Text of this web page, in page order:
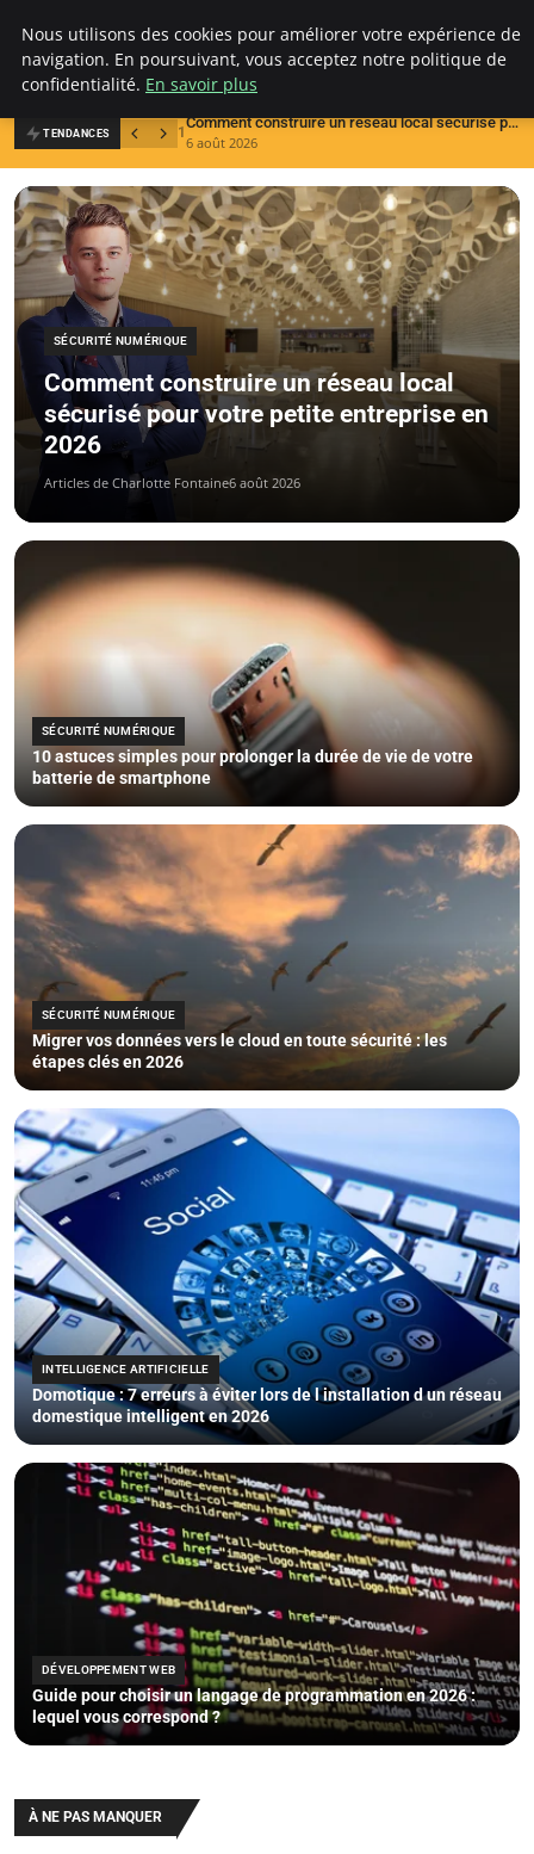
Lyriance
TENDANCES 1
Comment construire un réseau local sécurisé pour votre petite entreprise en 2026
6 août 2026
SÉCURITÉ NUMÉRIQUE
Comment construire un réseau local
sécurisé pour votre petite entreprise en
2026
Articles de Charlotte Fontaine6 août 2026
SÉCURITÉ NUMÉRIQUE
10 astuces simples pour prolonger la durée de vie de votre
batterie de smartphone
SÉCURITÉ NUMÉRIQUE
Migrer vos données vers le cloud en toute sécurité : les
étapes clés en 2026
INTELLIGENCE ARTIFICIELLE
Domotique : 7 erreurs à éviter lors de l installation d un réseau
domestique intelligent en 2026
DÉVELOPPEMENT WEB
Guide pour choisir un langage de programmation en 2026 :
lequel vous correspond ?
À NE PAS MANQUER
Nous utilisons des cookies pour améliorer votre expérience de
navigation. En poursuivant, vous acceptez notre politique de
confidentialité. En savoir plus